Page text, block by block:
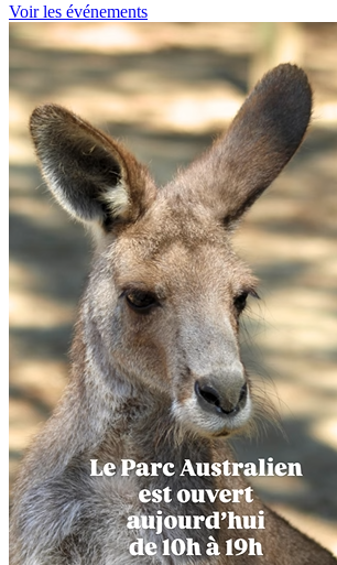
Voir les événements